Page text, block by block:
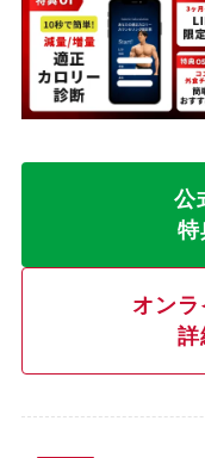
公
特
オン
詳